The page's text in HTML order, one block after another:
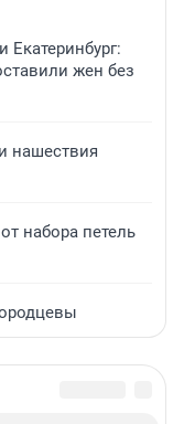
жен без
нашествия
набора петель